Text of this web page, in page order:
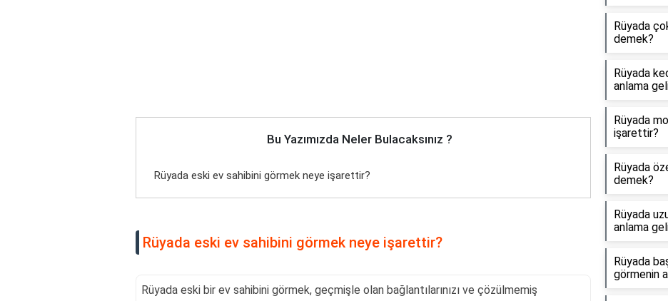
Bu Yazımızda Neler Bulacaksınız ?
Rüyada eski ev sahibini görmek neye işarettir?
Rüyada eski ev sahibini görmek neye işarettir?
Rüyada eski bir ev sahibini görmek, geçmişle olan bağlantılarınızı ve çözülmemiş
Rüyada
demek?
Rüyada
anlama
Rüyada
işarettir?
Rüyada
demek?
Rüyada
anlama
Rüyada
görmenin